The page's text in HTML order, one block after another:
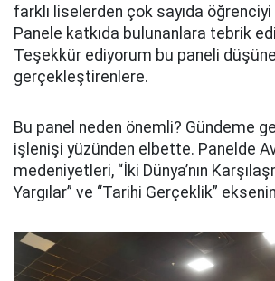
farklı liselerden çok sayıda
Panele katkıda bulunanlara tebrik
Teşekkür ediyorum bu paneli
gerçekleştirenlere.
Bu panel neden önemli? Gündeme
işlenişi yüzünden elbette. Panelde
medeniyetleri, “İki Dünya’nın
Yargılar” ve “Tarihi Gerçeklik”